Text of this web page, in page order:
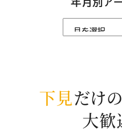
年月別ア
下見だけ
大歓